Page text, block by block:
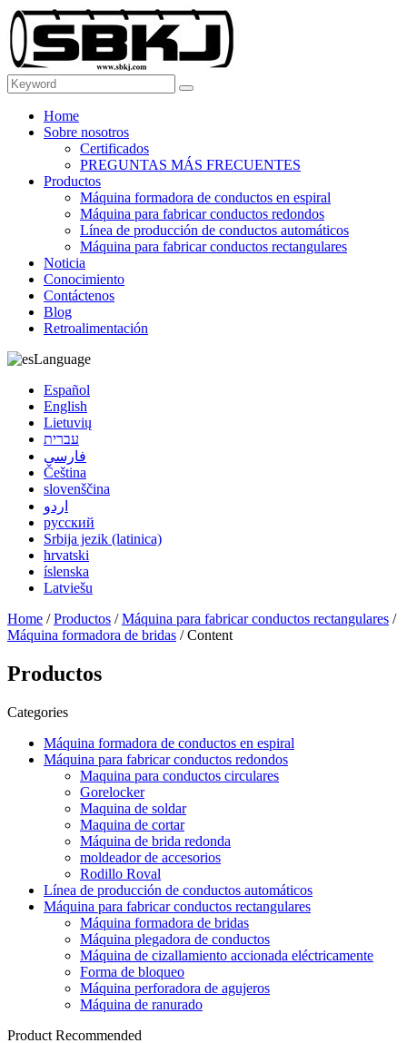
Home
Sobre nosotros
Certificados
PREGUNTAS MÁS FRECUENTES
Productos
Máquina formadora de conductos en espiral
Máquina para fabricar conductos redondos
Línea de producción de conductos automáticos
Máquina para fabricar conductos rectangulares
Noticia
Conocimiento
Contáctenos
Blog
Retroalimentación
Language
Español
English
Lietuvių
עברית
فارسی
Čeština
slovenščina
اردو
русский
Srbija jezik (latinica)
hrvatski
íslenska
Latviešu
Home /Productos /Máquina para fabricar conductos rectangulares /
Máquina formadora de bridas / Content
Productos
Categories
Máquina formadora de conductos en espiral
Máquina para fabricar conductos redondos
Maquina para conductos circulares
Gorelocker
Maquina de soldar
Maquina de cortar
Máquina de brida redonda
moldeador de accesorios
Rodillo Roval
Línea de producción de conductos automáticos
Máquina para fabricar conductos rectangulares
Máquina formadora de bridas
Máquina plegadora de conductos
Máquina de cizallamiento accionada eléctricamente
Forma de bloqueo
Máquina perforadora de agujeros
Máquina de ranurado
Product Recommended